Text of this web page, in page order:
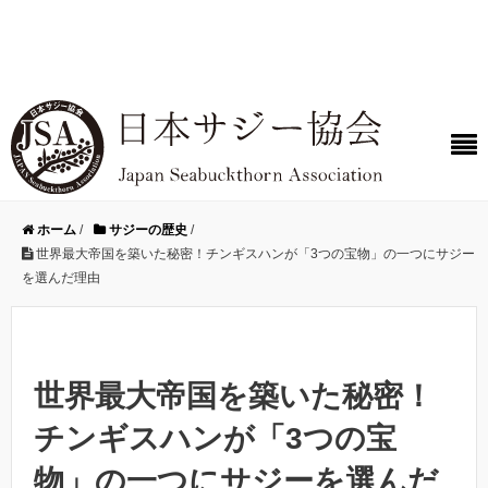
ホーム / サジーの歴史 /
世界最大帝国を築いた秘密！チンギスハンが「3つの宝物」の一つにサジー
を選んだ理由
世界最大帝国を築いた秘密！
チンギスハンが「3つの宝
物」の一つにサジーを選んだ